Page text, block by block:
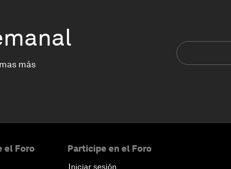
más
el Foro Participe en el Foro
Iniciar sesión